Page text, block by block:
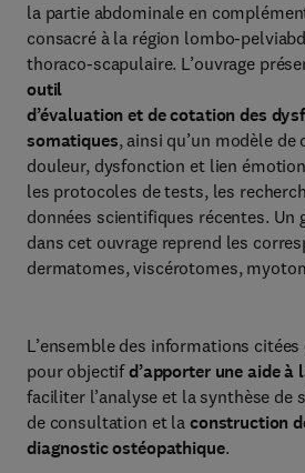
la partie abdominale en
consacré à la région lombo-
thoraco-scapulaire. L’ouvrage
outil
d’évaluation et de cotation des
somatiques, ainsi qu’un modèle
douleur, dysfonction et lien
les protocoles de tests, les
données scientifiques récentes. Un
dans cet ouvrage reprend les
dermatomes, viscérotomes,
L’ensemble des informations
pour objectifd’apporter une aide à
faciliter l’analyse et la synthèse de
de consultation et la construction
diagnostic ostéopathique.